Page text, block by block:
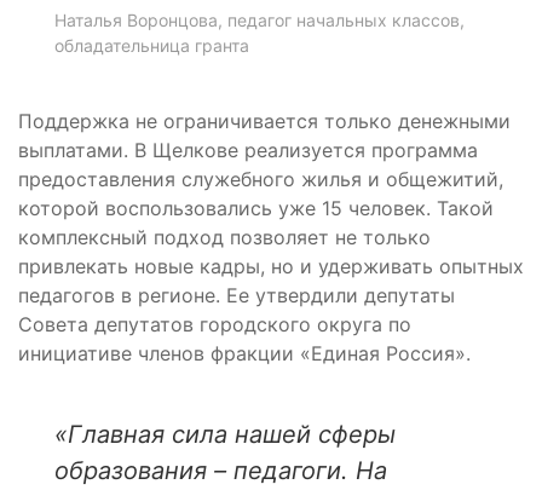
Наталья Воронцова, педагог начальных классов,
обладательница гранта
Поддержка не ограничивается только денежными
выплатами. В Щелкове реализуется программа
предоставления служебного жилья и общежитий,
которой воспользовались уже 15 человек. Такой
комплексный подход позволяет не только
привлекать новые кадры, но и удерживать опытных
педагогов в регионе. Ее утвердили депутаты
Совета депутатов городского округа по
инициативе членов фракции «Единая Россия».
«Главная сила нашей сферы
образования – педагоги. На